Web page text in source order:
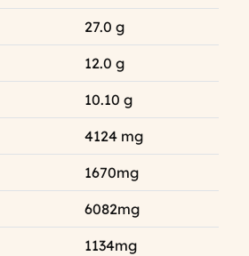
27.0 g
12.0 g
10.10 g
4124 mg
1670mg
6082mg
1134mg